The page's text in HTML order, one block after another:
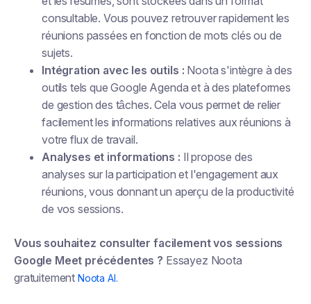
consultable. Vous pouvez retrouver rapidement les
réunions passées en fonction de mots clés ou de
sujets.
Intégration avec les outils : Noota s'intègre à des
outils tels que Google Agenda et à des plateformes
de gestion des tâches. Cela vous permet de relier
facilement les informations relatives aux réunions à
votre flux de travail.
Analyses et informations : Il propose des
analyses sur la participation et l'engagement aux
réunions, vous donnant un aperçu de la productivité
de vos sessions.
Vous souhaitez consulter facilement vos sessions
Google Meet précédentes ? Essayez Noota
gratuitement Noota AI.